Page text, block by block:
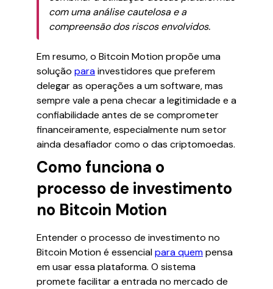
com uma análise cautelosa e a
compreensão dos riscos envolvidos.
Em resumo, o Bitcoin Motion propõe uma
solução parainvestidores que preferem
delegar as operações a um software, mas
sempre vale a pena checar a legitimidade e a
confiabilidade antes de se comprometer
financeiramente, especialmente num setor
ainda desafiador como o das criptomoedas.
Como funciona o
processo de investimento
no Bitcoin Motion
Entender o processo de investimento no
Bitcoin Motion é essencialpara quempensa
em usar essa plataforma. O sistema
promete facilitar a entrada no mercado de